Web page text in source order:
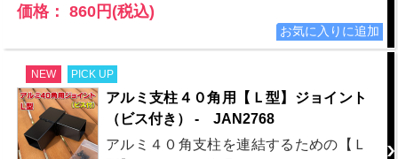
価格： 860円(税込)
NEW PICK UP
アルミ支柱４０角用【Ｌ型】ジョイント
（ビス付き） - JAN2768
アルミ４０角支柱を連結するための【Ｌ